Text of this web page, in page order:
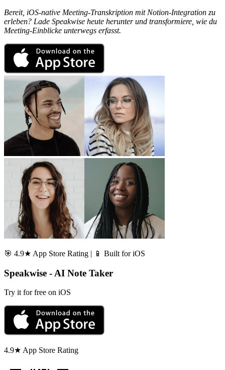
Bereit, iOS-native Meeting-Transkription mit Notion-Integration zu
erleben? Lade Speakwise heute herunter und transformiere, wie du
Meeting-Einblicke unterwegs erfasst.
🎯 4.9★ App Store Rating | 📱 Built for iOS
Speakwise - AI Note Taker
Try it for free on iOS
4.9★ App Store Rating